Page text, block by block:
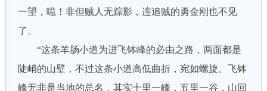
一望，噫！非但贼人无踪影，连追贼的勇金刚也不见
了。
“这条羊肠小道为进飞钵峰的必由之路，两面都是
陡峭的山壁，不过这条小道高低曲折，宛如螺旋。飞钵
峰无非是当地的总名，其实十里一峰，五里一谷，山回